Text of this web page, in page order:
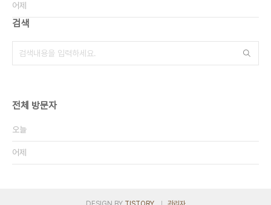
어제
검색
전체 방문자
오늘
어제